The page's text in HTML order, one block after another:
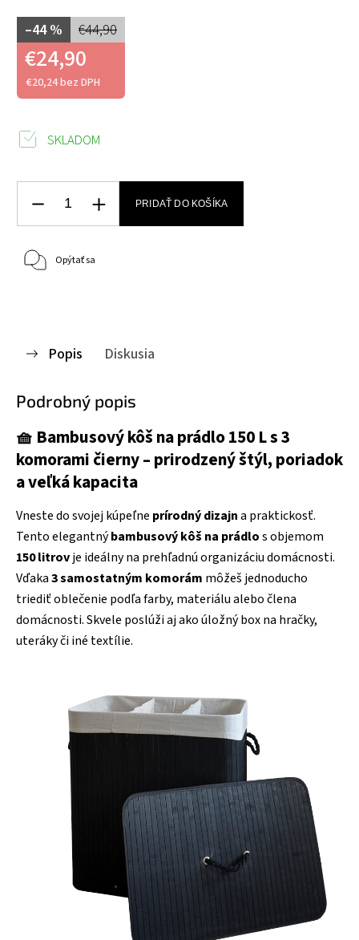
€44,90
–44 %
€24,90
€20,24 bez DPH
SKLADOM
PRIDAŤ DO KOŠÍKA
Opýtať sa
Popis Diskusia
Podrobný popis
🧺 Bambusový kôš na prádlo 150 L s 3
komorami čierny – prirodzený štýl, poriadok
a veľká kapacita
Vneste do svojej kúpeľne prírodný dizajna praktickosť.
Tento elegantnýbambusový kôš na prádlos objemom
150 litrovje ideálny na prehľadnú organizáciu domácnosti.
Vďaka3 samostatným komorám môžeš jednoducho
triediť oblečenie podľa farby, materiálu alebo člena
domácnosti. Skvele poslúži aj ako úložný box na hračky,
uteráky či iné textílie.